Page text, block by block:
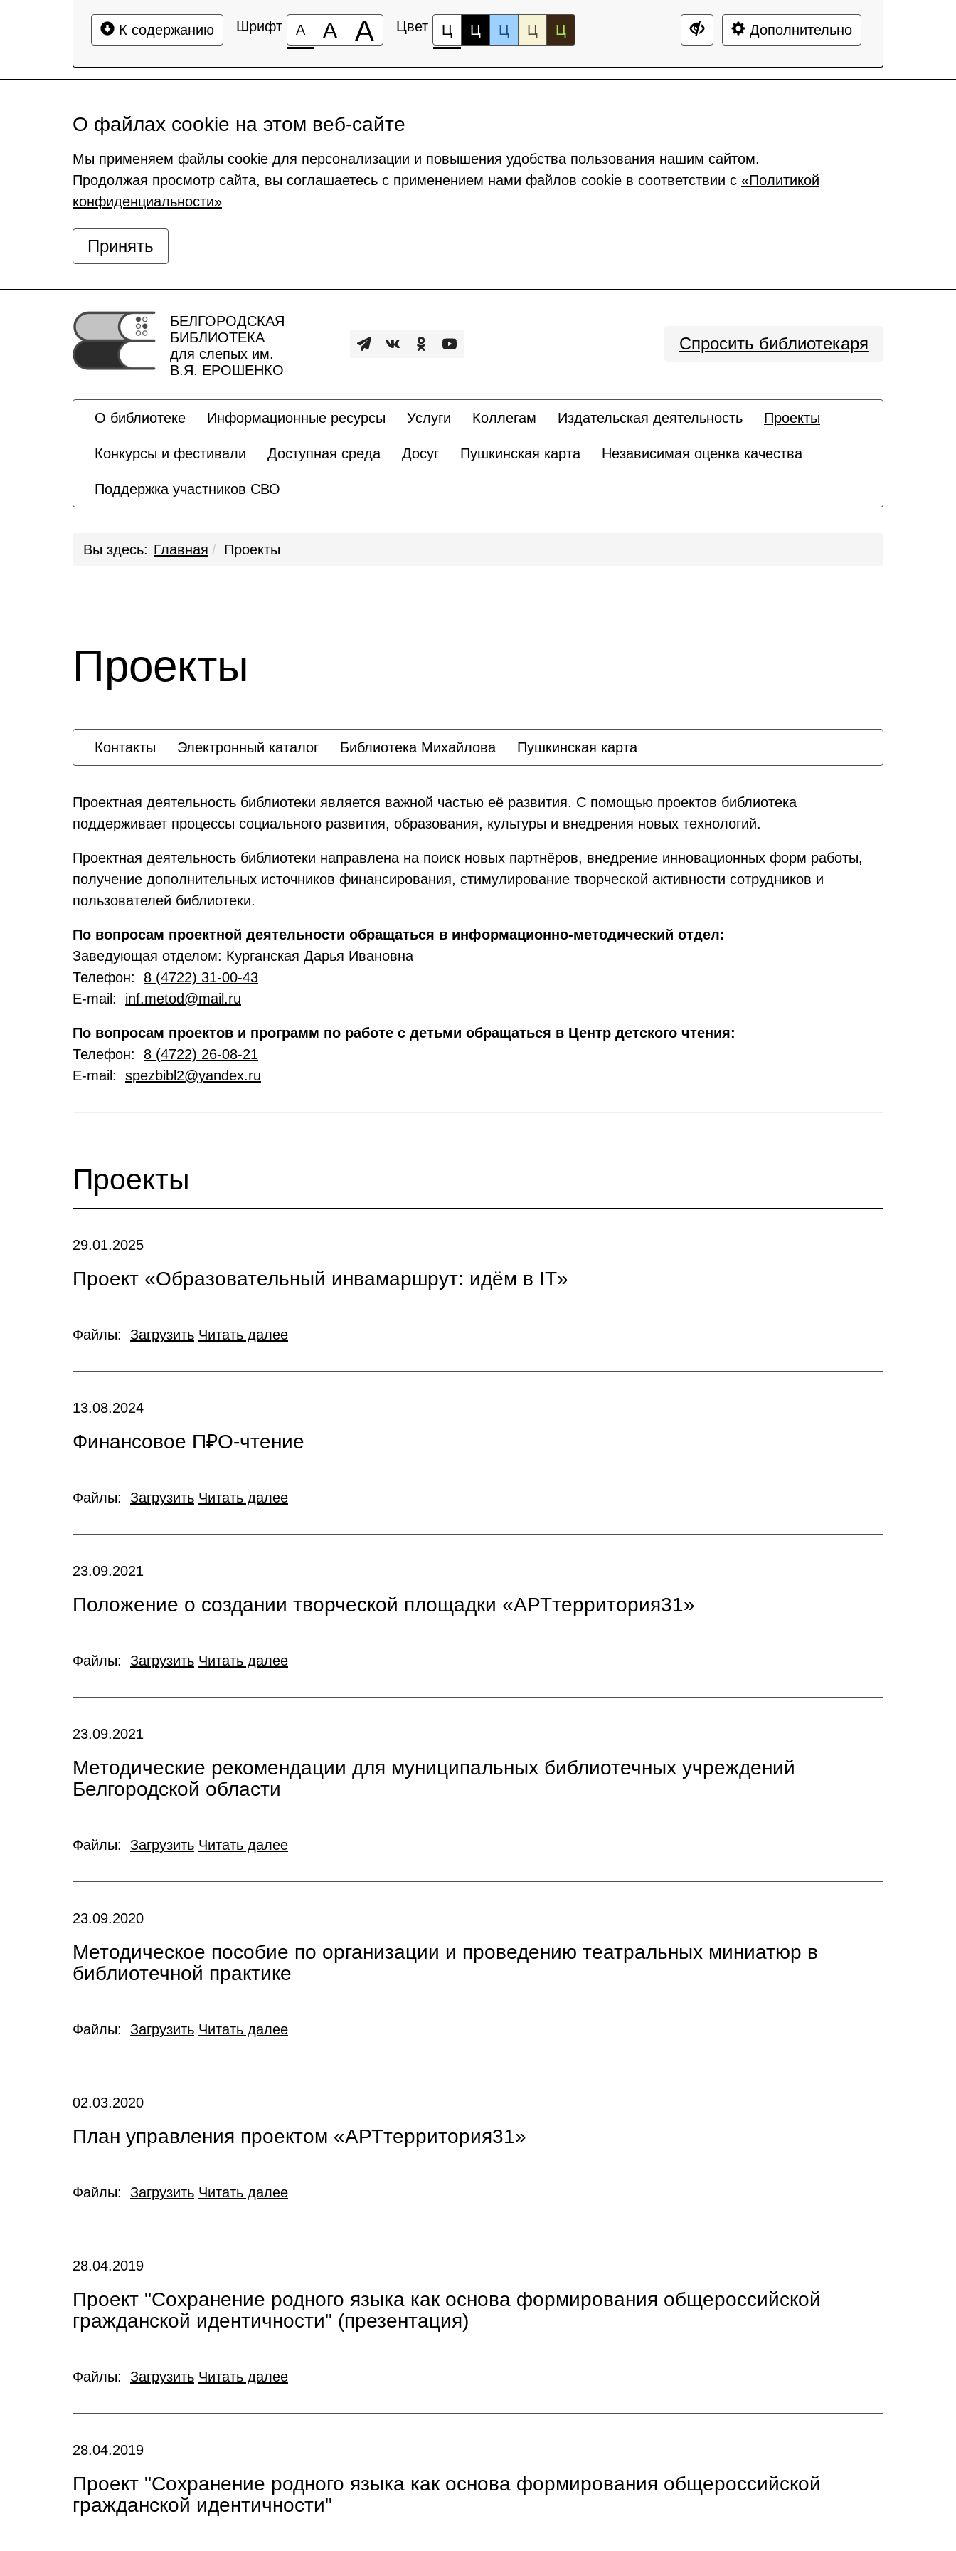
К содержанию Шрифт А А А Цвет Ц Ц Ц Ц Ц Дополнительно
О файлах cookie на этом веб-сайте
Мы применяем файлы cookie для персонализации и повышения удобства пользования нашим сайтом.
Продолжая просмотр сайта, вы соглашаетесь с применением нами файлов cookie в соответствии с «Политикой
конфиденциальности»
Принять
БЕЛГОРОДСКАЯ
БИБЛИОТЕКА
для слепых им.
В.Я. ЕРОШЕНКО
Спросить библиотекаря
О библиотеке Информационные ресурсы Услуги Коллегам Издательская деятельность Проекты
Конкурсы и фестивали Доступная среда Досуг Пушкинская карта Независимая оценка качества
Поддержка участников СВО
Вы здесь: Главная Проекты
Проекты
Контакты Электронный каталог Библиотека Михайлова Пушкинская карта
Проектная деятельность библиотеки является важной частью её развития. С помощью проектов библиотека
поддерживает процессы социального развития, образования, культуры и внедрения новых технологий.
Проектная деятельность библиотеки направлена на поиск новых партнёров, внедрение инновационных форм работы,
получение дополнительных источников финансирования, стимулирование творческой активности сотрудников и
пользователей библиотеки.
По вопросам проектной деятельности обращаться в информационно-методический отдел:
Заведующая отделом: Курганская Дарья Ивановна
Телефон:
8 (4722) 31-00-43
E-mail:
inf.metod@mail.ru
По вопросам проектов и программ по работе с детьми обращаться в Центр детского чтения:
Телефон:
8 (4722) 26-08-21
E-mail:
spezbibl2@yandex.ru
Проекты
29.01.2025
Проект «Образовательный инвамаршрут: идём в IT»
Файлы: Загрузить Читать далее
13.08.2024
Финансовое П₽О-чтение
Файлы: Загрузить Читать далее
23.09.2021
Положение о создании творческой площадки «АРТтерритория31»
Файлы: Загрузить Читать далее
23.09.2021
Методические рекомендации для муниципальных библиотечных учреждений
Белгородской области
Файлы: Загрузить Читать далее
23.09.2020
Методическое пособие по организации и проведению театральных миниатюр в
библиотечной практике
Файлы: Загрузить Читать далее
02.03.2020
План управления проектом «АРТтерритория31»
Файлы: Загрузить Читать далее
28.04.2019
Проект "Сохранение родного языка как основа формирования общероссийской
гражданской идентичности" (презентация)
Файлы: Загрузить Читать далее
28.04.2019
Проект "Сохранение родного языка как основа формирования общероссийской
гражданской идентичности"